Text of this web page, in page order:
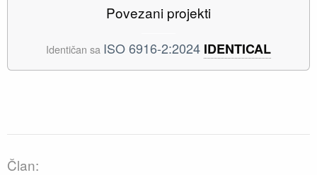
Povezani projekti
Identičan sa ISO 6916-2:2024 IDENTICAL
Član: